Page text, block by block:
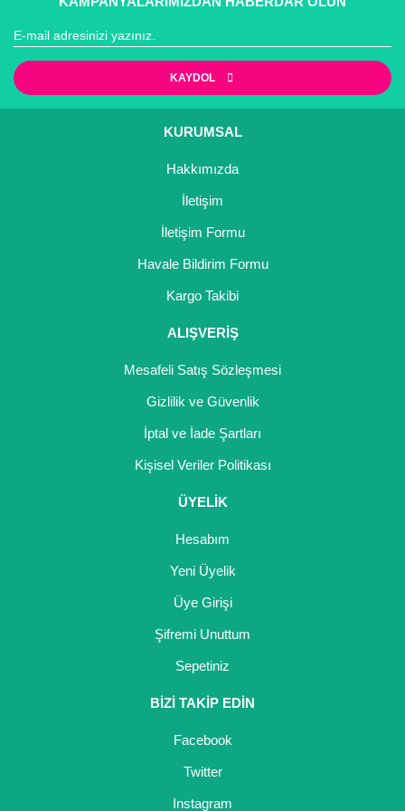
KAYDOL
KURUMSAL
Hakkımızda
İletişim
İletişim Formu
Havale Bildirim Formu
Kargo Takibi
ALIŞVERİŞ
Mesafeli Satış Sözleşmesi
Gizlilik ve Güvenlik
İptal ve İade Şartları
Kişisel Veriler Politikası
ÜYELİK
Hesabım
Yeni Üyelik
Üye Girişi
Şifremi Unuttum
Sepetiniz
BİZİ TAKİP EDİN
Facebook
Twitter
Instagram